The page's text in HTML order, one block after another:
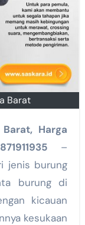
Barat
–
jenis burung
burung di
kicauan
kesukaan